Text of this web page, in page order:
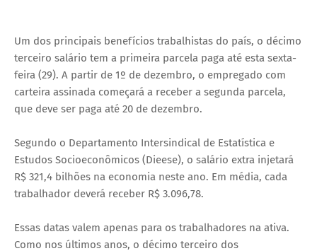
Um dos principais benefícios trabalhistas do país, o décimo
terceiro salário tem a primeira parcela paga até esta sexta-
feira (29). A partir de 1º de dezembro, o empregado com
carteira assinada começará a receber a segunda parcela,
que deve ser paga até 20 de dezembro.
Segundo o Departamento Intersindical de Estatística e
Estudos Socioeconômicos (Dieese), o salário extra injetará
R$ 321,4 bilhões na economia neste ano. Em média, cada
trabalhador deverá receber R$ 3.096,78.
Essas datas valem apenas para os trabalhadores na ativa.
Como nos últimos anos, o décimo terceiro dos